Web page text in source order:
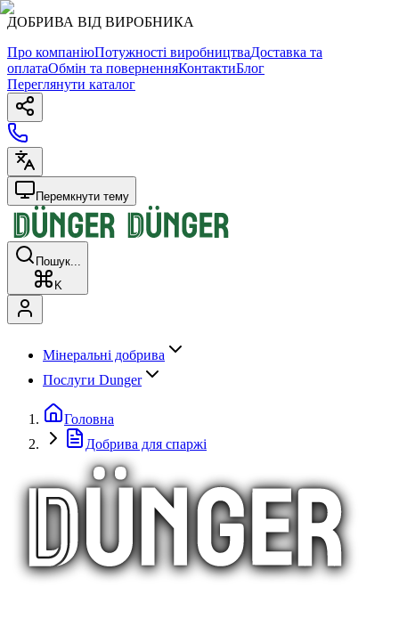
ДОБРИВА ВІД ВИРОБНИКА
Про компаніюПотужності виробництваДоставка та
оплатаОбмін та поверненняКонтактиБлог
Переглянути каталог
Перемкнути тему
Пошук...
K
Мінеральні добрива
Послуги Dunger
Головна
Добрива для спаржі